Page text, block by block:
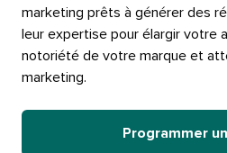
marketing prêts à générer des
leur expertise pour élargir votre
notoriété de votre marque et
marketing.​​
Programmer